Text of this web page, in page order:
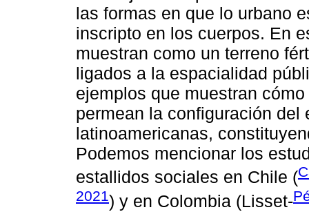
las formas en que lo urbano
inscripto en los cuerpos. En
muestran como un terreno
ligados a la espacialidad
ejemplos que muestran
permean la configuración
latinoamericanas,
Podemos mencionar los
estallidos sociales en Chile (
2021) y en Colombia (Lisset-